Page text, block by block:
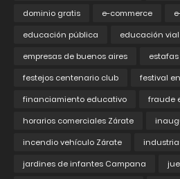
dominio gratis
e-commerce
educación pública
educación
empresas de buenos aires
festejos centenario club
festival
financiamiento educativo
fraude
horarios comerciales Zárate
incendio vehículo Zárate
jardines de infantes Campana